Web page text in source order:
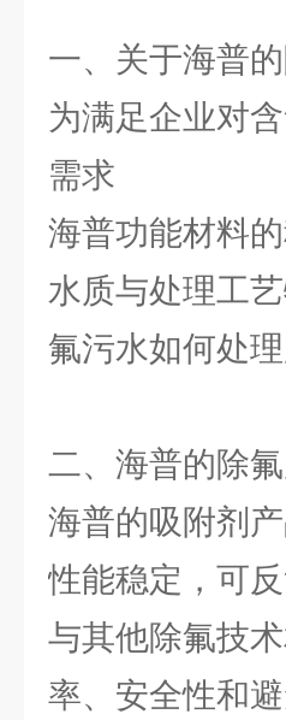
一、关于海普
为满足企业对
需求
海普功能材料
水质与处理工
氟污水如何处
二、海普的除
海普的吸附剂
性能稳定，可
与其他除氟技
率、安全性和